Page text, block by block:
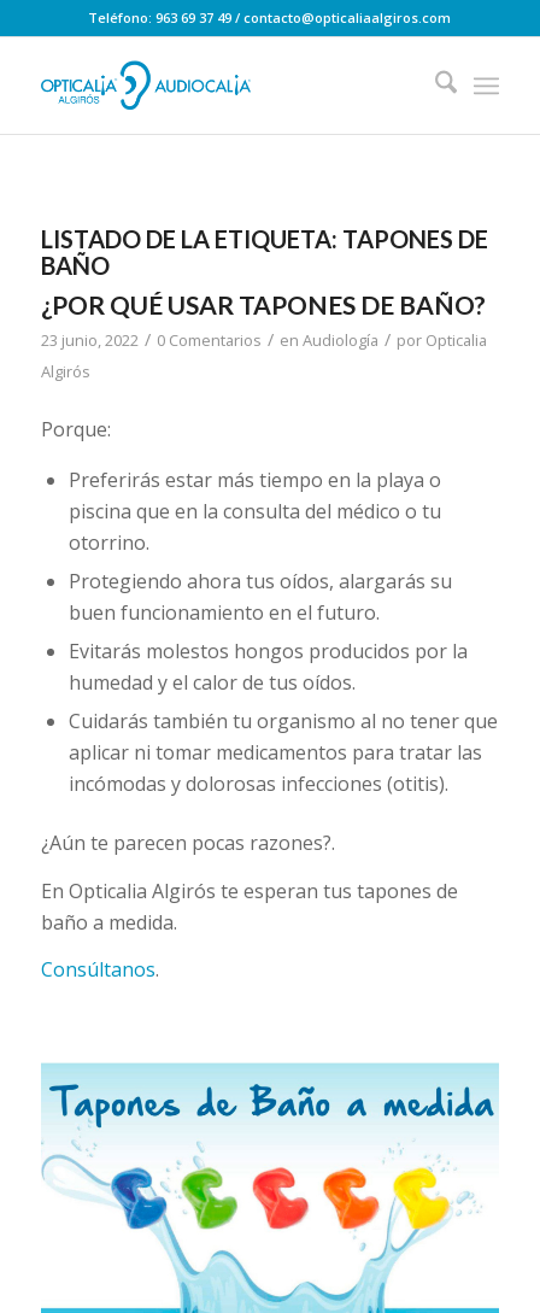
Teléfono: 963 69 37 49 / contacto@opticaliaalgiros.com
LISTADO DE LA ETIQUETA: TAPONES DE
BAÑO
¿POR QUÉ USAR TAPONES DE BAÑO?
23 junio, 2022 / 0 Comentarios / en Audiología / por Opticalia
Algirós
Porque:
Preferirás estar más tiempo en la playa o
piscina que en la consulta del médico o tu
otorrino.
Protegiendo ahora tus oídos, alargarás su
buen funcionamiento en el futuro.
Evitarás molestos hongos producidos por la
humedad y el calor de tus oídos.
Cuidarás también tu organismo al no tener que
aplicar ni tomar medicamentos para tratar las
incómodas y dolorosas infecciones (otitis).
¿Aún te parecen pocas razones?.
En Opticalia Algirós te esperan tus tapones de
baño a medida.
Consúltanos.